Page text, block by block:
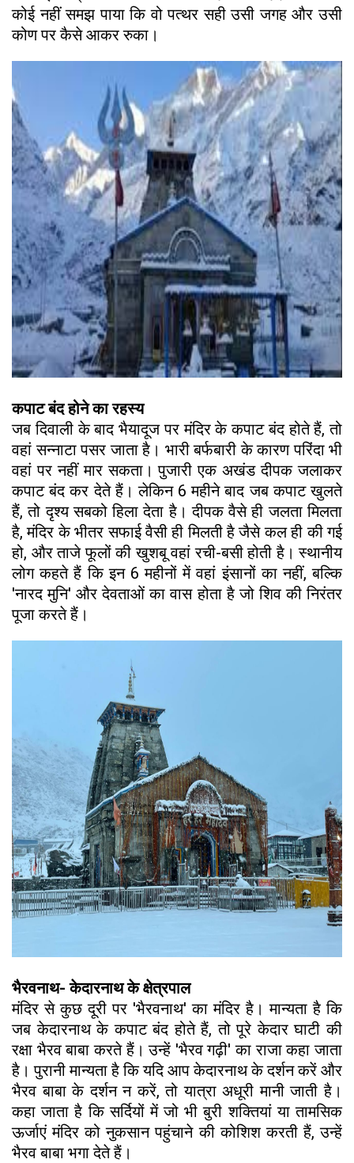
कोई नहीं समझ पाया कि वो पत्थर सही उसी जगह और उसी
कोण पर कैसे आकर रुका।
कपाट बंद होने का रहस्य
जब दिवाली के बाद भैयादूज पर मंदिर के कपाट बंद होते हैं, तो
वहां सन्नाटा पसर जाता है। भारी बर्फबारी के कारण परिंदा भी
वहां पर नहीं मार सकता। पुजारी एक अखंड दीपक जलाकर
कपाट बंद कर देते हैं। लेकिन 6 महीने बाद जब कपाट खुलते
हैं, तो दृश्य सबको हिला देता है। दीपक वैसे ही जलता मिलता
है, मंदिर के भीतर सफाई वैसी ही मिलती है जैसे कल ही की गई
हो, और ताजे फूलों की खुशबू वहां रची-बसी होती है। स्थानीय
लोग कहते हैं कि इन 6 महीनों में वहां इंसानों का नहीं, बल्कि
'नारद मुनि' और देवताओं का वास होता है जो शिव की निरंतर
पूजा करते हैं।
भैरवनाथ- केदारनाथ के क्षेत्रपाल
मंदिर से कुछ दूरी पर 'भैरवनाथ' का मंदिर है। मान्यता है कि
जब केदारनाथ के कपाट बंद होते हैं, तो पूरे केदार घाटी की
रक्षा भैरव बाबा करते हैं। उन्हें 'भैरव गढ़ी' का राजा कहा जाता
है। पुरानी मान्यता है कि यदि आप केदारनाथ के दर्शन करें और
भैरव बाबा के दर्शन न करें, तो यात्रा अधूरी मानी जाती है।
कहा जाता है कि सर्दियों में जो भी बुरी शक्तियां या तामसिक
ऊर्जाएं मंदिर को नुकसान पहुंचाने की कोशिश करती हैं, उन्हें
भैरव बाबा भगा देते हैं।